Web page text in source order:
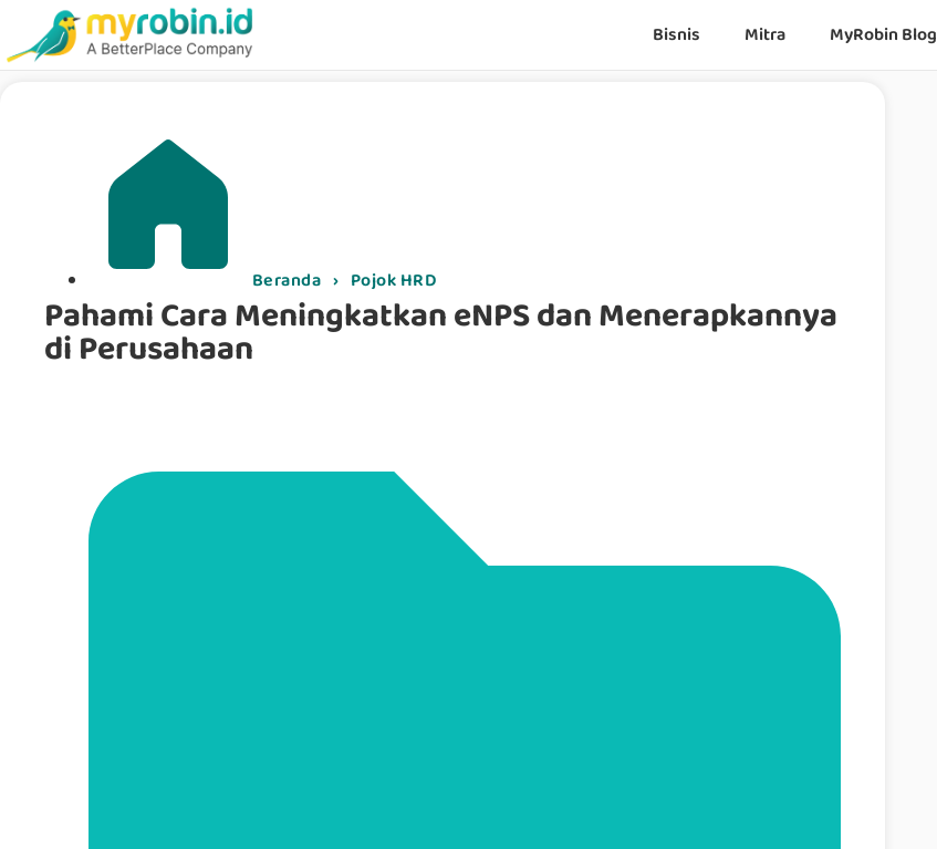
Bisnis Mitra MyRobin Blog
Beranda › Pojok HRD
Pahami Cara Meningkatkan eNPS dan Menerapkannya
di Perusahaan